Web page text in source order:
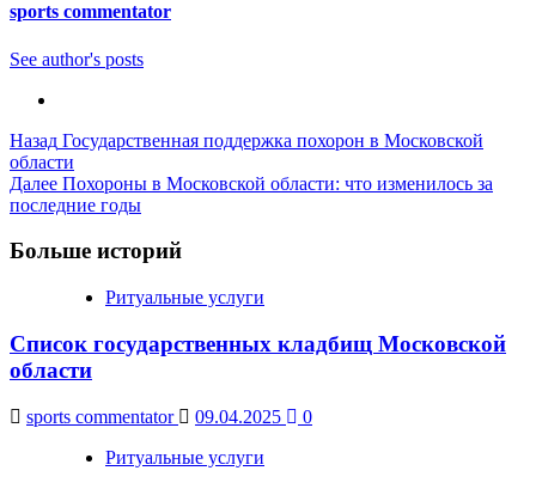
sports commentator
See author's posts
Post
Navigation
Назад Государственная поддержка похорон в Московской
области
Далее Похороны в Московской области: что изменилось за
последние годы
Больше историй
Ритуальные услуги
Список государственных кладбищ Московской
области
sports commentator 09.04.2025
0
Ритуальные услуги